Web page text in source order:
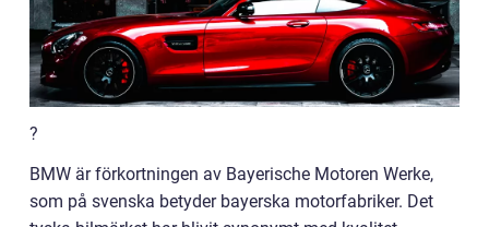
?
BMW är förkortningen av Bayerische Motoren Werke,
som på svenska betyder bayerska motorfabriker. Det